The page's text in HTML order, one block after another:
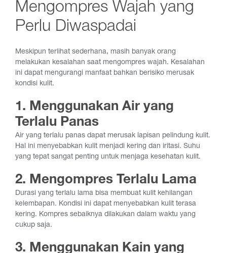
Mengompres Wajah yang
Perlu Diwaspadai
Meskipun terlihat sederhana, masih banyak orang
melakukan kesalahan saat mengompres wajah. Kesalahan
ini dapat mengurangi manfaat bahkan berisiko merusak
kondisi kulit.
1. Menggunakan Air yang
Terlalu Panas
Air yang terlalu panas dapat merusak lapisan pelindung kulit.
Hal ini menyebabkan kulit menjadi kering dan iritasi. Suhu
yang tepat sangat penting untuk menjaga kesehatan kulit.
2. Mengompres Terlalu Lama
Durasi yang terlalu lama bisa membuat kulit kehilangan
kelembapan. Kondisi ini dapat menyebabkan kulit terasa
kering. Kompres sebaiknya dilakukan dalam waktu yang
cukup saja.
3. Menggunakan Kain yang